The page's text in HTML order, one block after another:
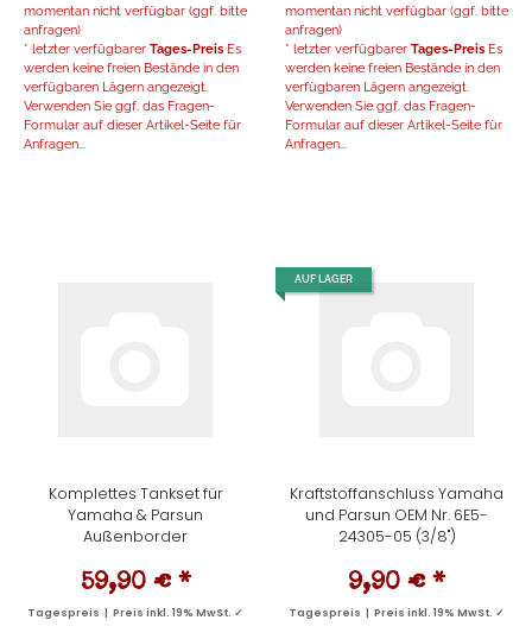
momentan nicht verfügbar (ggf. bitte
anfragen)
* letzter verfügbarer Tages-Preis Es
werden keine freien Bestände in den
verfügbaren Lägern angezeigt.
Verwenden Sie ggf. das Fragen-
Formular auf dieser Artikel-Seite für
Anfragen...
momentan nicht verfügbar (ggf. bitte
anfragen)
* letzter verfügbarer Tages-Preis Es
werden keine freien Bestände in den
verfügbaren Lägern angezeigt.
Verwenden Sie ggf. das Fragen-
Formular auf dieser Artikel-Seite für
Anfragen...
Komplettes Tankset für
Yamaha & Parsun
Außenborder
59,90 € *
Tagespreis | Preis inkl. 19% MwSt. ✓
AUF LAGER
Kraftstoffanschluss Yamaha
und Parsun OEM Nr. 6E5-
24305-05 (3/8")
9,90 € *
Tagespreis | Preis inkl. 19% MwSt. ✓